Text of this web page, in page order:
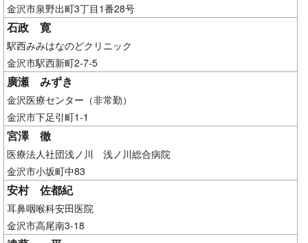
金沢市泉野出町3丁目1番28号
石政 寛
駅西みみはなのどクリニック
金沢市駅西新町2-7-5
廣瀬 みずき
金沢医療センター（非常勤）
金沢市下足引町1-1
宮澤 徹
医療法人社団浅ノ川 浅ノ川総合病院
金沢市小坂町中83
安村 佐都紀
耳鼻咽喉科安田医院
金沢市高尾南3-18